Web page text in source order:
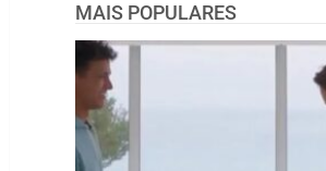
MAIS POPULARES